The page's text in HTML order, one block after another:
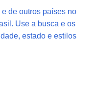
de outros países no
Use a busca e os
estado e estilos